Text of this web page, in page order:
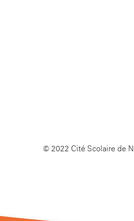
© 2022 Cité Scolaire de